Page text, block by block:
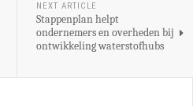
NEXT ARTICLE
Stappenplan helpt
ondernemers en overheden bij
ontwikkeling waterstofhubs